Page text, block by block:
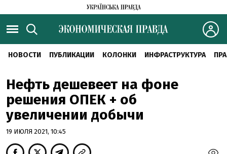
НОВОСТИ ПУБЛИКАЦИИ КОЛОНКИ ИНФРАСТРУКТУРА
Нефть дешевеет на фоне
решения ОПЕК + об
увеличении добычи
19 ИЮЛЯ 2021, 10:45